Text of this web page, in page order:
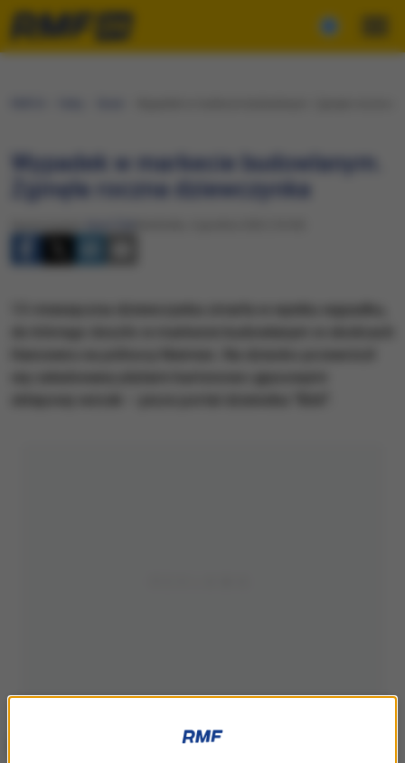
Wypadek w markecie budowlanym.
Zginęła roczna dziewczynka